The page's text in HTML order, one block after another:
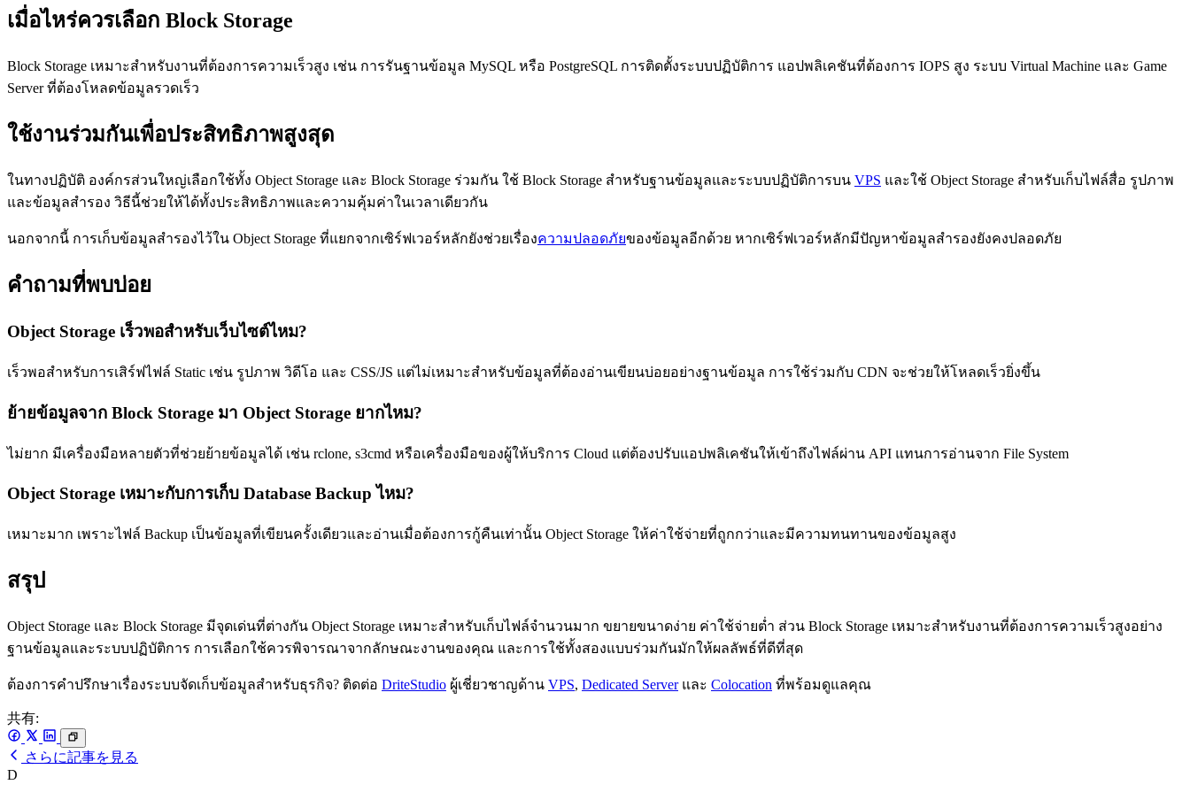
เมื่อไหร่ควรเลือก Block Storage
Block Storage เหมาะสำหรับงานที่ต้องการความเร็วสูง เช่น การรันฐานข้อมูล MySQL หรือ PostgreSQL การติดตั้งระบบปฏิบัติการ แอปพลิเคชันที่ต้องการ IOPS สูง ระบบ Virtual Machine และ Game
Server ที่ต้องโหลดข้อมูลรวดเร็ว
ใช้งานร่วมกันเพื่อประสิทธิภาพสูงสุด
ในทางปฏิบัติ องค์กรส่วนใหญ่เลือกใช้ทั้ง Object Storage และ Block Storage ร่วมกัน ใช้ Block Storage สำหรับฐานข้อมูลและระบบปฏิบัติการบน VPS และใช้ Object Storage สำหรับเก็บไฟล์สื่อ รูปภาพ
และข้อมูลสำรอง วิธีนี้ช่วยให้ได้ทั้งประสิทธิภาพและความคุ้มค่าในเวลาเดียวกัน
นอกจากนี้ การเก็บข้อมูลสำรองไว้ใน Object Storage ที่แยกจากเซิร์ฟเวอร์หลักยังช่วยเรื่องความปลอดภัยของข้อมูลอีกด้วย หากเซิร์ฟเวอร์หลักมีปัญหาข้อมูลสำรองยังคงปลอดภัย
คำถามที่พบบ่อย
Object Storage เร็วพอสำหรับเว็บไซต์ไหม?
เร็วพอสำหรับการเสิร์ฟไฟล์ Static เช่น รูปภาพ วิดีโอ และ CSS/JS แต่ไม่เหมาะสำหรับข้อมูลที่ต้องอ่านเขียนบ่อยอย่างฐานข้อมูล การใช้ร่วมกับ CDN จะช่วยให้โหลดเร็วยิ่งขึ้น
ย้ายข้อมูลจาก Block Storage มา Object Storage ยากไหม?
ไม่ยาก มีเครื่องมือหลายตัวที่ช่วยย้ายข้อมูลได้ เช่น rclone, s3cmd หรือเครื่องมือของผู้ให้บริการ Cloud แต่ต้องปรับแอปพลิเคชันให้เข้าถึงไฟล์ผ่าน API แทนการอ่านจาก File System
Object Storage เหมาะกับการเก็บ Database Backup ไหม?
เหมาะมาก เพราะไฟล์ Backup เป็นข้อมูลที่เขียนครั้งเดียวและอ่านเมื่อต้องการกู้คืนเท่านั้น Object Storage ให้ค่าใช้จ่ายที่ถูกกว่าและมีความทนทานของข้อมูลสูง
สรุป
Object Storage และ Block Storage มีจุดเด่นที่ต่างกัน Object Storage เหมาะสำหรับเก็บไฟล์จำนวนมาก ขยายขนาดง่าย ค่าใช้จ่ายต่ำ ส่วน Block Storage เหมาะสำหรับงานที่ต้องการความเร็วสูงอย่าง
ฐานข้อมูลและระบบปฏิบัติการ การเลือกใช้ควรพิจารณาจากลักษณะงานของคุณ และการใช้ทั้งสองแบบร่วมกันมักให้ผลลัพธ์ที่ดีที่สุด
ต้องการคำปรึกษาเรื่องระบบจัดเก็บข้อมูลสำหรับธุรกิจ? ติดต่อ DriteStudio ผู้เชี่ยวชาญด้าน VPS, Dedicated Serverและ Colocation ที่พร้อมดูแลคุณ
共有:
さらに記事を見る
D